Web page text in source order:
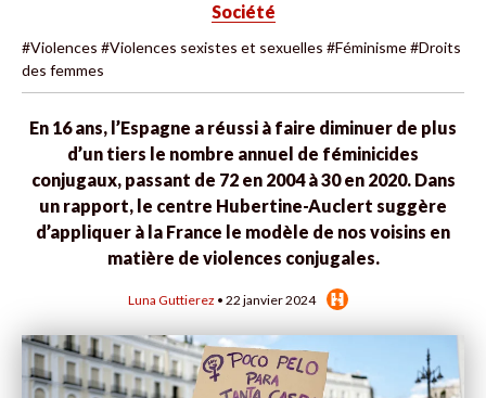
Société
#Violences #Violences sexistes et sexuelles #Féminisme#Droits
des femmes
En 16 ans, l’Espagne a réussi à faire diminuer de plus
d’un tiers le nombre annuel de féminicides
conjugaux, passant de 72 en 2004 à 30 en 2020. Dans
un rapport, le centre Hubertine-Auclert suggère
d’appliquer à la France le modèle de nos voisins en
matière de violences conjugales.
Luna Guttierez • 22 janvier 2024